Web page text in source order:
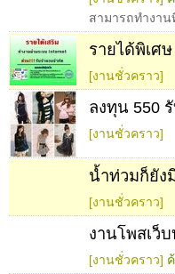
สามารถทำงาน
รายได้พิเศ
[งานชั่วคราว]
ลงทุน 550
[งานชั่วคราว]
น้ำท่วมก็ยัง
[งานชั่วคราว]
งานโพสเว็
[งานชั่วคราว]